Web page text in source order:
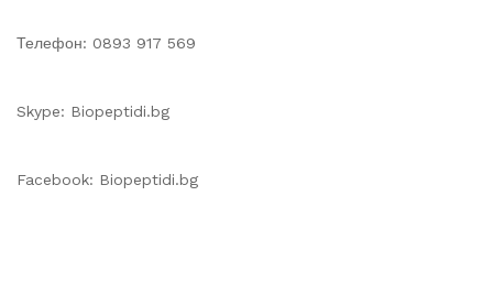
Телефон: 0893 917 569
Skype: Biopeptidi.bg
Facebook: Biopeptidi.bg